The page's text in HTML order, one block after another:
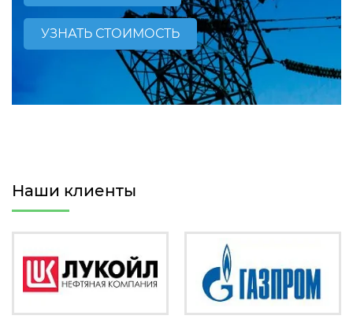
УЗНАТЬ СТОИМОСТЬ
Наши клиенты